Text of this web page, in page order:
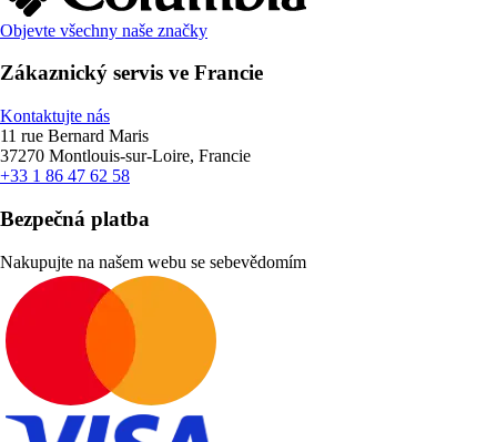
Objevte všechny naše značky
Zákaznický servis ve Francie
Kontaktujte nás
11 rue Bernard Maris
37270 Montlouis-sur-Loire, Francie
+33 1 86 47 62 58
Bezpečná platba
Nakupujte na našem webu se sebevědomím